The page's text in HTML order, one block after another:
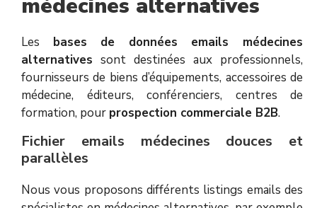
Les bases de données emails médecines
alternatives sont destinées aux professionnels,
fournisseurs de biens d’équipements, accessoires de
médecine, éditeurs, conférenciers, centres de
formation, pour prospection commerciale B2B.
Fichier emails médecines douces et
parallèles
Nous vous proposons différents listings emails des